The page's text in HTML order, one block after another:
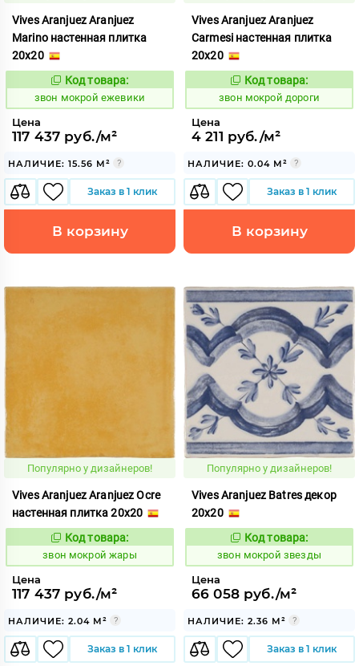
Vives Aranjuez Aranjuez
Marino настенная плитка
20x20
460399
Код товара:
звон мокрой ежевики
Цена
117 437 руб./м²
НАЛИЧИЕ: 15.56 М²
Заказ в 1 клик
В корзину
Vives Aranjuez Aranjuez
Carmesi настенная плитка
20x20
460397
Код товара:
звон мокрой дороги
Цена
4 211 руб./м²
НАЛИЧИЕ: 0.04 М²
Заказ в 1 клик
В корзину
Популярно у дизайнеров!
Vives Aranjuez Aranjuez Ocre
настенная плитка 20x20
460400
Код товара:
звон мокрой жары
Цена
117 437 руб./м²
НАЛИЧИЕ: 2.04 М²
Заказ в 1 клик
Популярно у дизайнеров!
Vives Aranjuez Batres декор
20x20
460404
Код товара:
звон мокрой звезды
Цена
66 058 руб./м²
НАЛИЧИЕ: 2.36 М²
Заказ в 1 клик